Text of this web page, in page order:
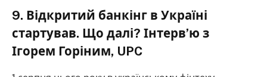
9. Відкритий банкінг в Україні
стартував. Що далі? Інтерв’ю з
Ігорем Горіним, UPC